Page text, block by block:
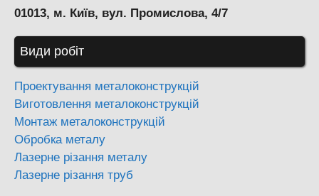
01013, м. Київ, вул. Промислова, 4/7
Види робіт
Проектування металоконструкцій
Виготовлення металоконструкцій
Монтаж металоконструкцій
Обробка металу
Лазерне різання металу
Лазерне різання труб